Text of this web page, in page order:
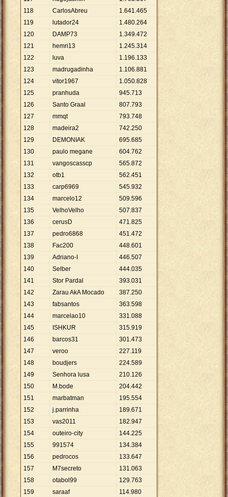
118
CarlosAbreu 1.641.465
119
lutador24 1.480.264
120
DAMP73 1.349.472
121
hemri13 1.245.314
122
luva 1.196.133
123
madrugadinha 1.106.881
124
vitor1967 1.050.828
125
pranhuda 945.713
126
Santo Graal 807.793
127
mmqt 793.748
128
madeira2 742.250
129
DEMONIAK 695.685
130
paulo megane 604.762
131
vangoscasscp 565.872
132
otb1 562.451
133
carp6969 545.932
134
marcelo12 509.596
135
VelhoVelho 507.837
136
cerusD 471.825
137
pedro6868 451.472
138
Fac200 448.601
139
Adriano-I 446.507
140
Selber 444.035
141
Stor Pardal 393.031
142
Zarau AkA Mocado 387.250
143
fabsantos 363.598
144
marcelao10 331.088
145
ISHKUR 315.919
146
barcos31 301.473
147
veroo 227.119
148
boudjers 224.589
149
Senhora lusa 210.126
150
M.bode 204.442
151
marbatman 195.554
152
j.parrinha 189.671
153
vas2011 182.947
154
outeiro-city 144.225
155
991574 134.384
156
pedrocos 133.647
157
M7secreto 131.063
158
otabol99 129.763
159
saraaf 114.980